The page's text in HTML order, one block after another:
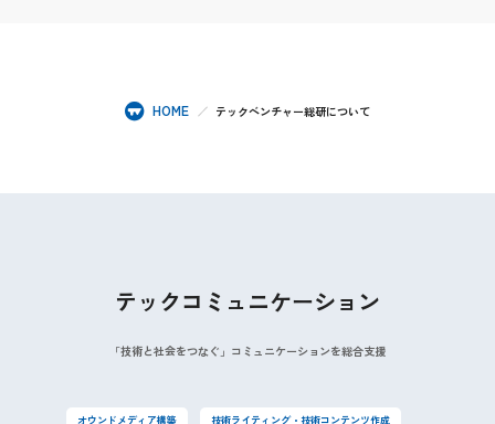
HOME テックベンチャー総研について
テックコミュニケーション
「技術と社会をつなぐ」コミュニケーションを総合支援
オウンドメディア構築 技術ライティング・技術コンテンツ作成